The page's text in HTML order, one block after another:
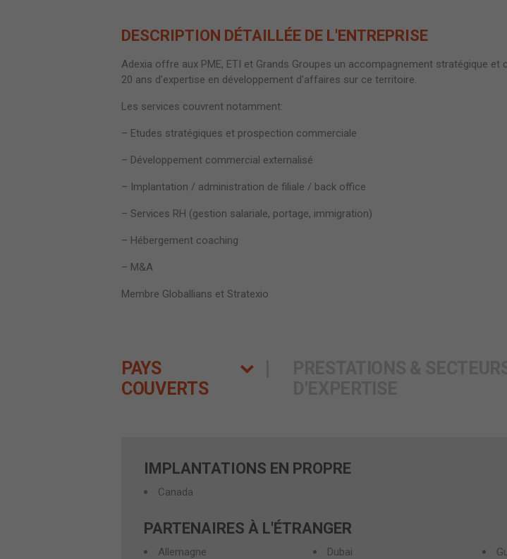
DESCRIPTION DÉTAILLÉE DE L'ENTREPRISE
Adexia offre aux PME, ETI et Grands Groupes un accompagnement stratégique
20 ans d’expertise en développement d’affaires sur ce territoire.
Les services couvrent notamment:
– Etudes stratégiques et prospection commerciale
– Développement commercial externalisé
– Implantation / administration de filiale / back office
– Services RH (gestion salariale, portage, immigration)
– Hébergement coaching
– M&A
Membre Globallians et Stratexio
PAYS
COUVERTS
IMPLANTATIONS EN PROPRE
Canada
PARTENAIRES À L'ÉTRANGER
Allemagne
Dubai